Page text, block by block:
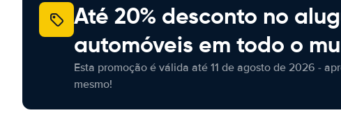
Até 20% desconto no
automóveis em todo o
Esta promoção é válida até 11 de agosto de 2026 -
mesmo!